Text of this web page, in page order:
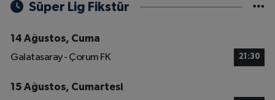
Süper Lig Fikstür
14 Ağustos, Cuma
Galatasaray - Çorum FK
21:30
15 Ağustos, Cumartesi